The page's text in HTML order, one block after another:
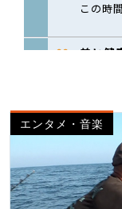
エンタメ・音楽